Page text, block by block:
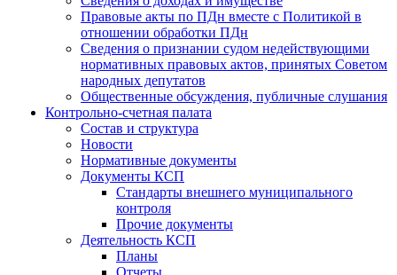
Правовые акты по ПДн вместе с Политикой в
отношении обработки ПДн
Сведения о признании судом недействующими
нормативных правовых актов, принятых Советом
народных депутатов
Общественные обсуждения, публичные слушания
Контрольно-счетная палата
Состав и структура
Новости
Нормативные документы
Документы КСП
Стандарты внешнего муниципального
контроля
Прочие документы
Деятельность КСП
Планы
Отчеты